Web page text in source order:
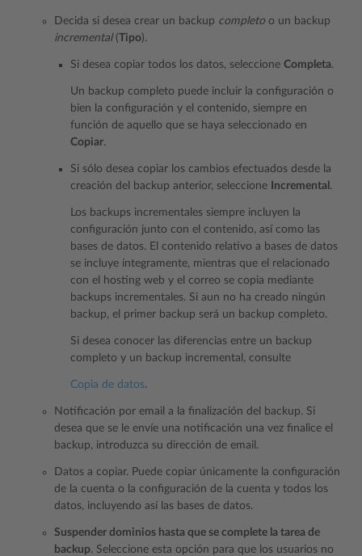
Decida si desea crear un backup completoo un backup
incremental(Tipo).
Si desea copiar todos los datos, seleccione Completa.
Un backup completo puede incluir la configuración o
bien la configuración y el contenido, siempre en
función de aquello que se haya seleccionado en
Copiar.
Si sólo desea copiar los cambios efectuados desde la
creación del backup anterior, seleccione
Incremental .
Los backups incrementales siempre incluyen la
configuración junto con el contenido, así como las
bases de datos. El contenido relativo a bases de datos
se incluye íntegramente, mientras que el relacionado
con el hosting web y el correo se copia mediante
backups incrementales. Si aun no ha creado ningún
backup, el primer backup será un backup completo.
Si desea conocer las diferencias entre un backup
completo y un backup incremental, consulte
Copia de datos.
Notificación por email a la finalización del backup. Si
desea que se le envíe una notificación una vez finalice el
backup, introduzca su dirección de email.
Datos a copiar. Puede copiar únicamente la configuración
de la cuenta o la configuración de la cuenta y todos los
datos, incluyendo así las bases de datos.
Suspender dominios hasta que se complete la tarea de
backup. Seleccione esta opción para que los usuarios no